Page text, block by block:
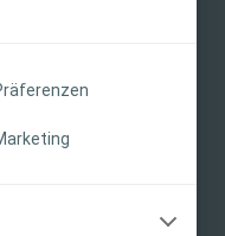
(IFU) des
sorgfältig zu
Fachkraft